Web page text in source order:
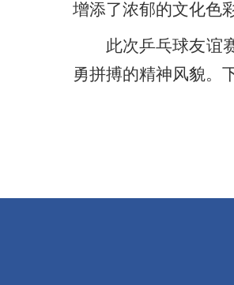
增添了浓郁的文化色彩
此次乒乓球友谊
勇拼搏的精神风貌。